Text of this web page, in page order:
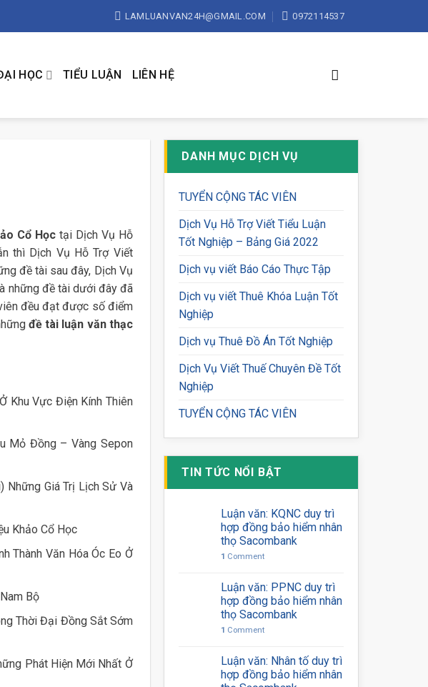
LAMLUANVAN24H@GMAIL.COM 0972114537
HỌC TIỂU LUẬN LIÊN HỆ
Cổ Học tại Dịch Vụ Hỗ
thì Dịch Vụ Hỗ Trợ Viết
đề tài sau đây, Dịch Vụ
những đề tài dưới đây đã
đều đạt được số điểm
đề tài luận văn thạc
Khu Vực Điện Kính Thiên
Mỏ Đồng – Vàng Sepon
Những Giá Trị Lịch Sử Và
Khảo Cổ Học
Thành Văn Hóa Óc Eo Ở
Bộ
Thời Đại Đồng Sắt Sớm
Phát Hiện Mới Nhất Ở
DANH MỤC DỊCH VỤ
TUYỂN CỘNG TÁC VIÊN
Dịch Vụ Hỗ Trợ Viết Tiểu Luận
Tốt Nghiệp – Bảng Giá 2022
Dịch vụ viết Báo Cáo Thực Tập
Dịch vụ viết Thuê Khóa Luận Tốt
Nghiệp
Dịch vụ Thuê Đồ Án Tốt Nghiệp
Dịch Vụ Viết Thuế Chuyên Đề Tốt
Nghiệp
TUYỂN CỘNG TÁC VIÊN
TIN TỨC NỔI BẬT
Luận văn: KQNC duy trì
hợp đồng bảo hiểm nhân
thọ Sacombank
1 Comment
Luận văn: PPNC duy trì
hợp đồng bảo hiểm nhân
thọ Sacombank
1 Comment
Luận văn: Nhân tố duy trì
hợp đồng bảo hiểm nhân